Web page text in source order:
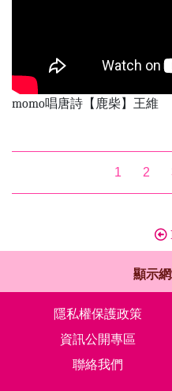
momo唱唐詩【鹿柴】王維
1 2
顯示
隱私權保護政策
資訊公開專區
聯絡我們